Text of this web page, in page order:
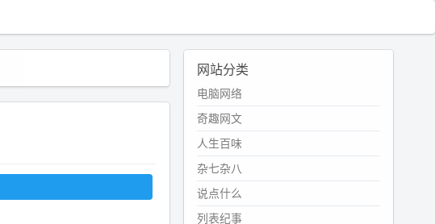
网站分类
电脑网络
奇趣网文
人生百味
杂七杂八
说点什么
列表纪事